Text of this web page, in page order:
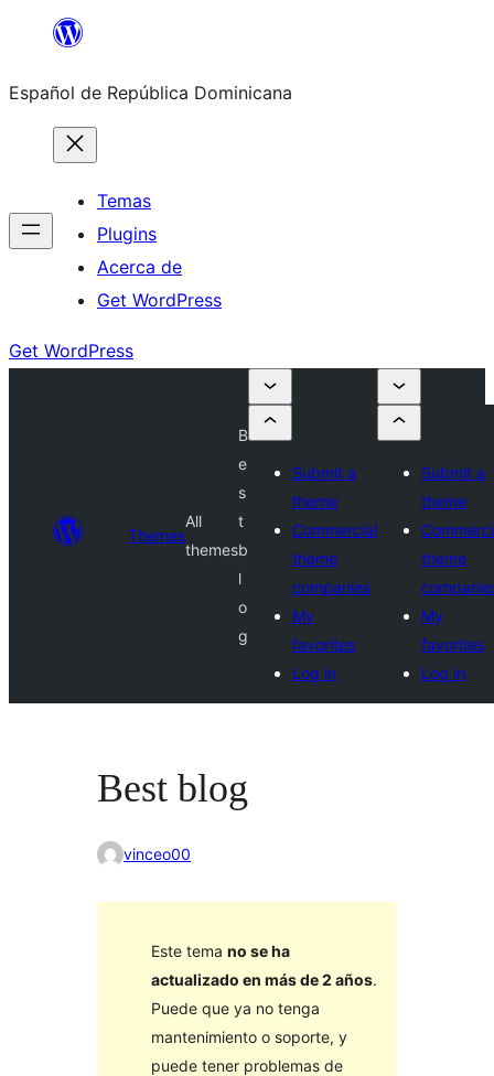
Saltar
contenido
Español de República Dominicana
Temas
Plugins
Acerca de
Get WordPress
Get WordPress
Themes
All
themes
B
e
s
t
b
l
o
g
Submit a
theme
Commercial
theme
companies
My
favorites
Log in
Submit a
theme
theme
My
favorites
Log in
Best blog
vinceo00
Este tema no se ha
actualizado en más de 2 años.
Puede que ya no tenga
mantenimiento o soporte, y
puede tener problemas de